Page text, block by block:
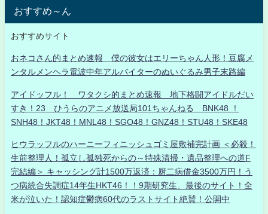
おすすめ～ん
おすすめサイト
おネコさん的まとめ速報 僕の彼女はエリーちゃん人形！豆腐メ
ンタルメンヘラ電波中年アルバイターのぬいぐるみ男子末路編
アイドッフル！ ワタクシ的まとめ速報 地下格闘アイドルだい
すき！23 ひうらのアニメ放送局101ちゃんねる BNK48 ！
SNH48！JKT48！MNL48！SGO48！GNZ48！STU48！SKE48
ヒウラッフルのハーニーフィニッシュゴミ屋敷補完計画 ＜必殺！
生前整理人！孤立し孤独死からの～特殊清掃・遺品整理への道F
完結編＞ キャッシング計1500万返済：厨二病借金3500万円！う
つ病統合失調症14年生HKT46！！9期研究生、最後のサイト！全
米が泣いた！認知症鬱病60代のラストサイト絶賛！公開中